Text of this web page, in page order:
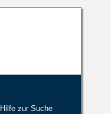
Hilfe zur Suche